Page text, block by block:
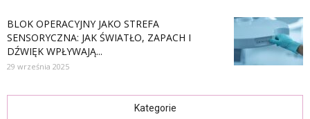
BLOK OPERACYJNY JAKO STREFA
SENSORYCZNA: JAK ŚWIATŁO, ZAPACH I
DŹWIĘK WPŁYWAJĄ...
29 września 2025
Kategorie